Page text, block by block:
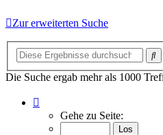
Zur erweiterten Suche
Die Suche ergab mehr als 1000
von
Gehe zu Seite: